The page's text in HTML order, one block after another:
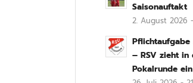
Saisonauftakt
2. August 2026
– RSV zieht in
Pokalrunde ein